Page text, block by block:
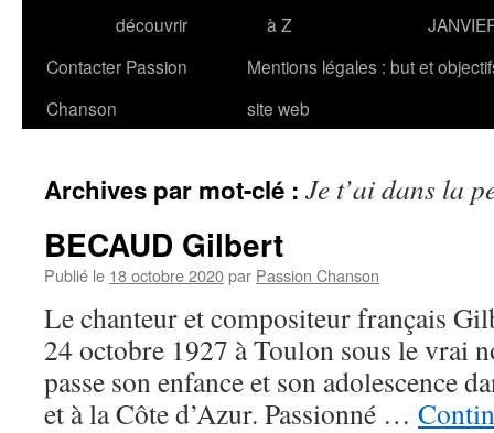
découvrir
à Z
Contacter Passion
Chanson
Mentions légales : but et
site web
Archives par mot-clé : Je t’ai dans la
BECAUD Gilbert
Publié le 18 octobre 2020par Passion Chanson
Le chanteur et compositeur français
24 octobre 1927 à Toulon sous le vrai
passe son enfance et son adolescence
et à la Côte d’Azur. Passionné …